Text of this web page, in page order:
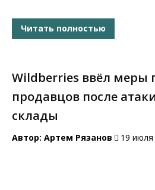
Читать полностью
Wildberries ввёл меры
продавцов после
склады
Автор: Артем Рязанов 19 июля